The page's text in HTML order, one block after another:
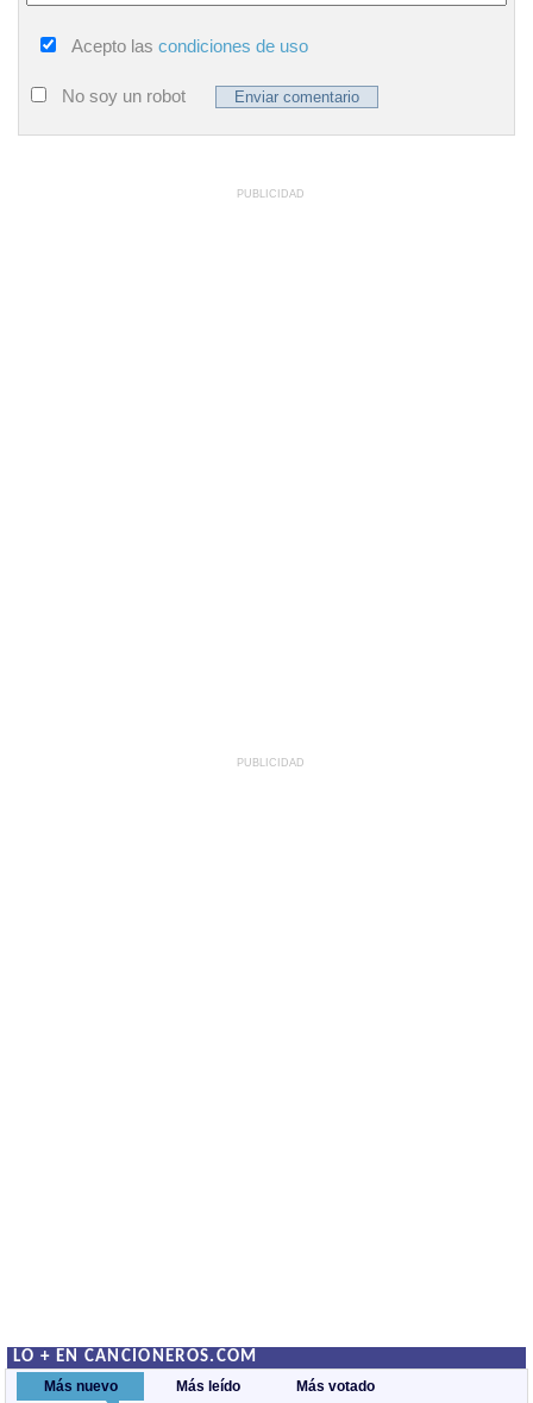
Acepto las condiciones de uso
No soy un robot
PUBLICIDAD
PUBLICIDAD
LO + EN CANCIONEROS.COM
Más nuevo Más leído Más votado